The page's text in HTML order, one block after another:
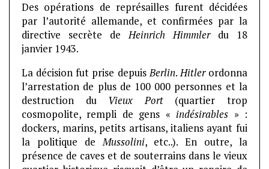
Des opérations de représailles furent décidées
par l’autorité allemande, et confirmées par la
directive secrète deHeinrich Himmler du 18
janvier 1943.
La décision fut prise depuisBerlin.Hitlerordonna
l’arrestation de plus de 100 000 personnes et la
destruction du Vieux Port(quartier trop
cosmopolite, rempli de gens « indésirables » :
dockers, marins, petits artisans, italiens ayant fui
la politique deMussolini, etc..). En outre, la
présence de caves et de souterrains dans le vieux